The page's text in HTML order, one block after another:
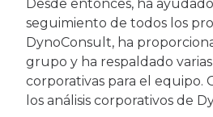
Desde entonces, ha
seguimiento de todos los
DynoConsult, ha
grupo y ha respaldado
corporativas para el equipo.
los análisis corporativos de